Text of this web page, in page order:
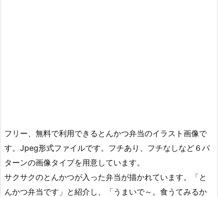
フリー、無料で利用できるとんかつ弁当のイラスト画像で
す。Jpeg形式ファイルです。フチあり、フチなしなど６パ
ターンの画像タイプを用意しています。
サクサクのとんかつが入った弁当が描かれています。「と
んかつ弁当です」と紹介し、「うまいで～。食うてみるか